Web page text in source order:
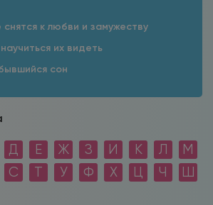
к любви и замужеству
их видеть
сон
Д Е Ж З И К Л
М
С Т У Ф Х Ц Ч
Ш